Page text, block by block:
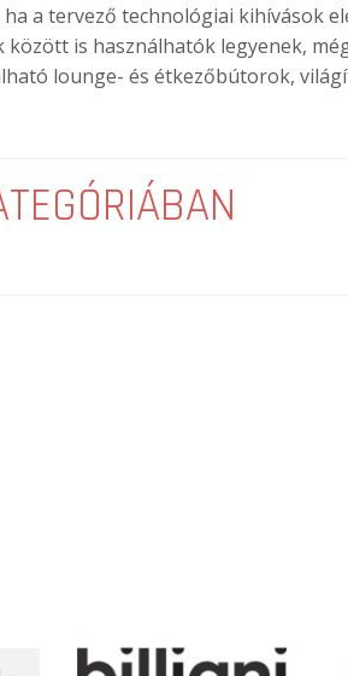
a tervező technológiai kihívások
is használhatók legyenek,
lounge- és étkezőbútorok,